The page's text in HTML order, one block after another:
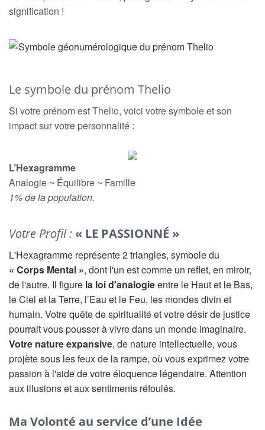
signification !
Le symbole du prénom Thelio
Si votre prénom est Thelio, voici votre symbole et son
impact sur votre personnalité :
L’Hexagramme
Analogie ~ Équilibre ~ Famille
1% de la population.
Votre Profil : « LE PASSIONNÉ »
L'Hexagramme représente 2 triangles, symbole du
« Corps Mental », dont l'un est comme un reflet, en miroir,
de l'autre. Il figure la loi d'analogieentre le Haut et le Bas,
le Ciel et la Terre, l’Eau et le Feu, les mondes divin et
humain. Votre quête de spiritualité et votre désir de justice
pourrait vous pousser à vivre dans un monde imaginaire.
Votre nature expansive, de nature intellectuelle, vous
projète sous les feux de la rampe, où vous exprimez votre
passion à l'aide de votre éloquence légendaire. Attention
aux illusions et aux sentiments réfoulés.
Ma Volonté au service d’une Idée